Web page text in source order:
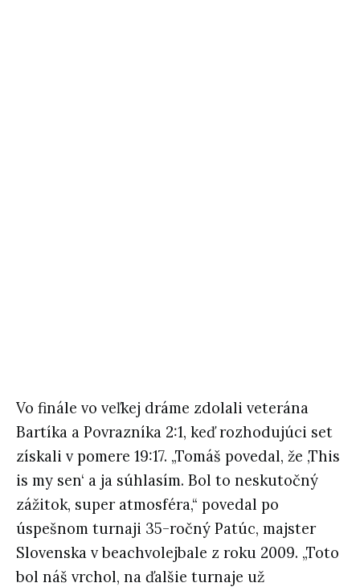
Vo finále vo veľkej dráme zdolali veterána
Bartíka a Povrazníka 2:1, keď rozhodujúci set
získali v pomere 19:17. „Tomáš povedal, že ‚This
is my sen‘ a ja súhlasím. Bol to neskutočný
zážitok, super atmosféra,“ povedal po
úspešnom turnaji 35-ročný Patúc, majster
Slovenska v beachvolejbale z roku 2009. „Toto
bol náš vrchol, na ďalšie turnaje už